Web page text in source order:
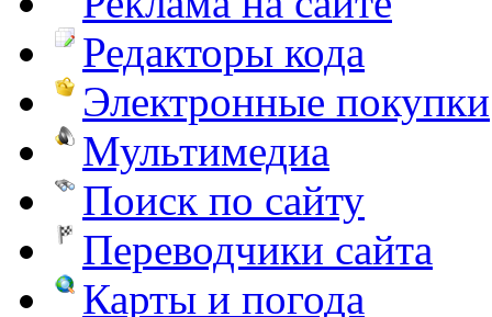
Редакторы кода
Электронные покупки
Мультимедиа
Поиск по сайту
Переводчики сайта
Карты и погода